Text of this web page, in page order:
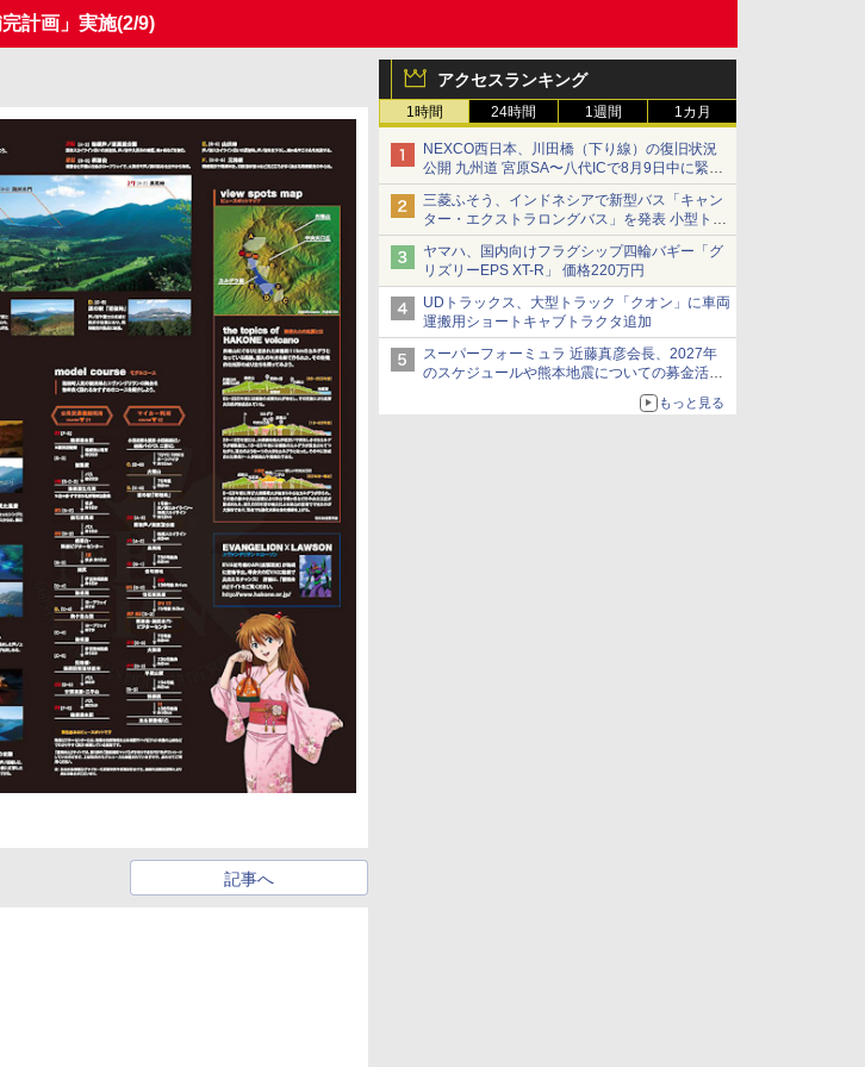
計画」実施(2/9)
アクセスランキング
1時間 24時間 1週間 1カ月
NEXCO西日本、川田橋（下り線）の復旧状況
公開 九州道 宮原SA〜八代ICで8月9日中に緊急
車両を通行可能に
三菱ふそう、インドネシアで新型バス「キャン
ター・エクストラロングバス」を発表 小型トラ
ックベースの観光・旅客輸送向けバス
ヤマハ、国内向けフラグシップ四輪バギー「グ
リズリーEPS XT-R」 価格220万円
UDトラックス、大型トラック「クオン」に車両
運搬用ショートキャブトラクタ追加
スーパーフォーミュラ 近藤真彦会長、2027年
のスケジュールや熊本地震についての募金活動
もっと見る
記事へ